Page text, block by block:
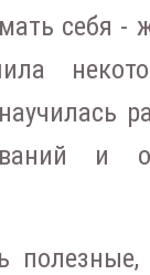
себя -
и